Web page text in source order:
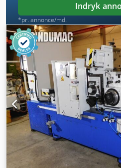
Indryk
*pr. annonce/md.